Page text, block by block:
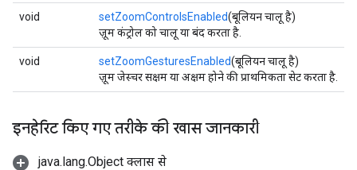
void setZoomControlsEnabled(बूलियन चालू है)
ज़ूम कंट्रोल को चालू या बंद करता है.
void setZoomGesturesEnabled(बूलियन चालू है)
ज़ूम जेस्चर सक्षम या अक्षम होने की प्राथमिकता सेट करता है.
इनहेरिट किए गए तरीके की खास जानकारी
java.lang.Object क्लास से